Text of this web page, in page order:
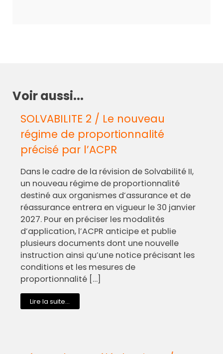
Voir aussi...
SOLVABILITE 2 / Le nouveau
régime de proportionnalité
précisé par l’ACPR
Dans le cadre de la révision de Solvabilité II,
un nouveau régime de proportionnalité
destiné aux organismes d’assurance et de
réassurance entrera en vigueur le 30 janvier
2027. Pour en préciser les modalités
d’application, l’ACPR anticipe et publie
plusieurs documents dont une nouvelle
instruction ainsi qu’une notice précisant les
conditions et les mesures de
proportionnalité […]
Lire la suite...